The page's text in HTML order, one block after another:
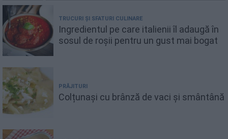
TRUCURI ȘI SFATURI CULINARE
Ingredientul pe care italienii îl adaugă în
sosul de roșii pentru un gust mai bogat
PRĂJITURI
Colțunași cu brânză de vaci și smântână